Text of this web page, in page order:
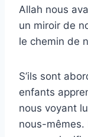
Allah nous
un miroir de
le chemin de
S’ils sont
enfants
nous voyant
nous-mêmes.